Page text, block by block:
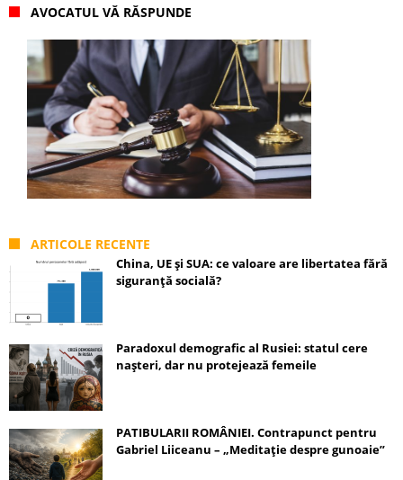
AVOCATUL VĂ RĂSPUNDE
ARTICOLE RECENTE
China, UE și SUA: ce valoare are libertatea fără
siguranță socială?
Paradoxul demografic al Rusiei: statul cere
nașteri, dar nu protejează femeile
PATIBULARII ROMÂNIEI. Contrapunct pentru
Gabriel Liiceanu – „Meditație despre gunoaie”